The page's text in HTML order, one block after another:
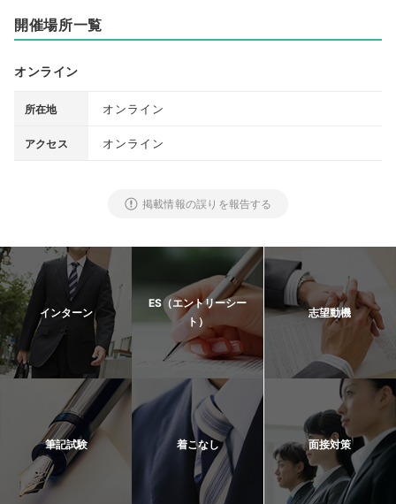
開催場所一覧
オンライン
所在地 オンライン
アクセス オンライン
掲載情報の誤りを報告する
インターン
ES（エントリーシー
ト）
志望動機
筆記試験 着こなし 面接対策